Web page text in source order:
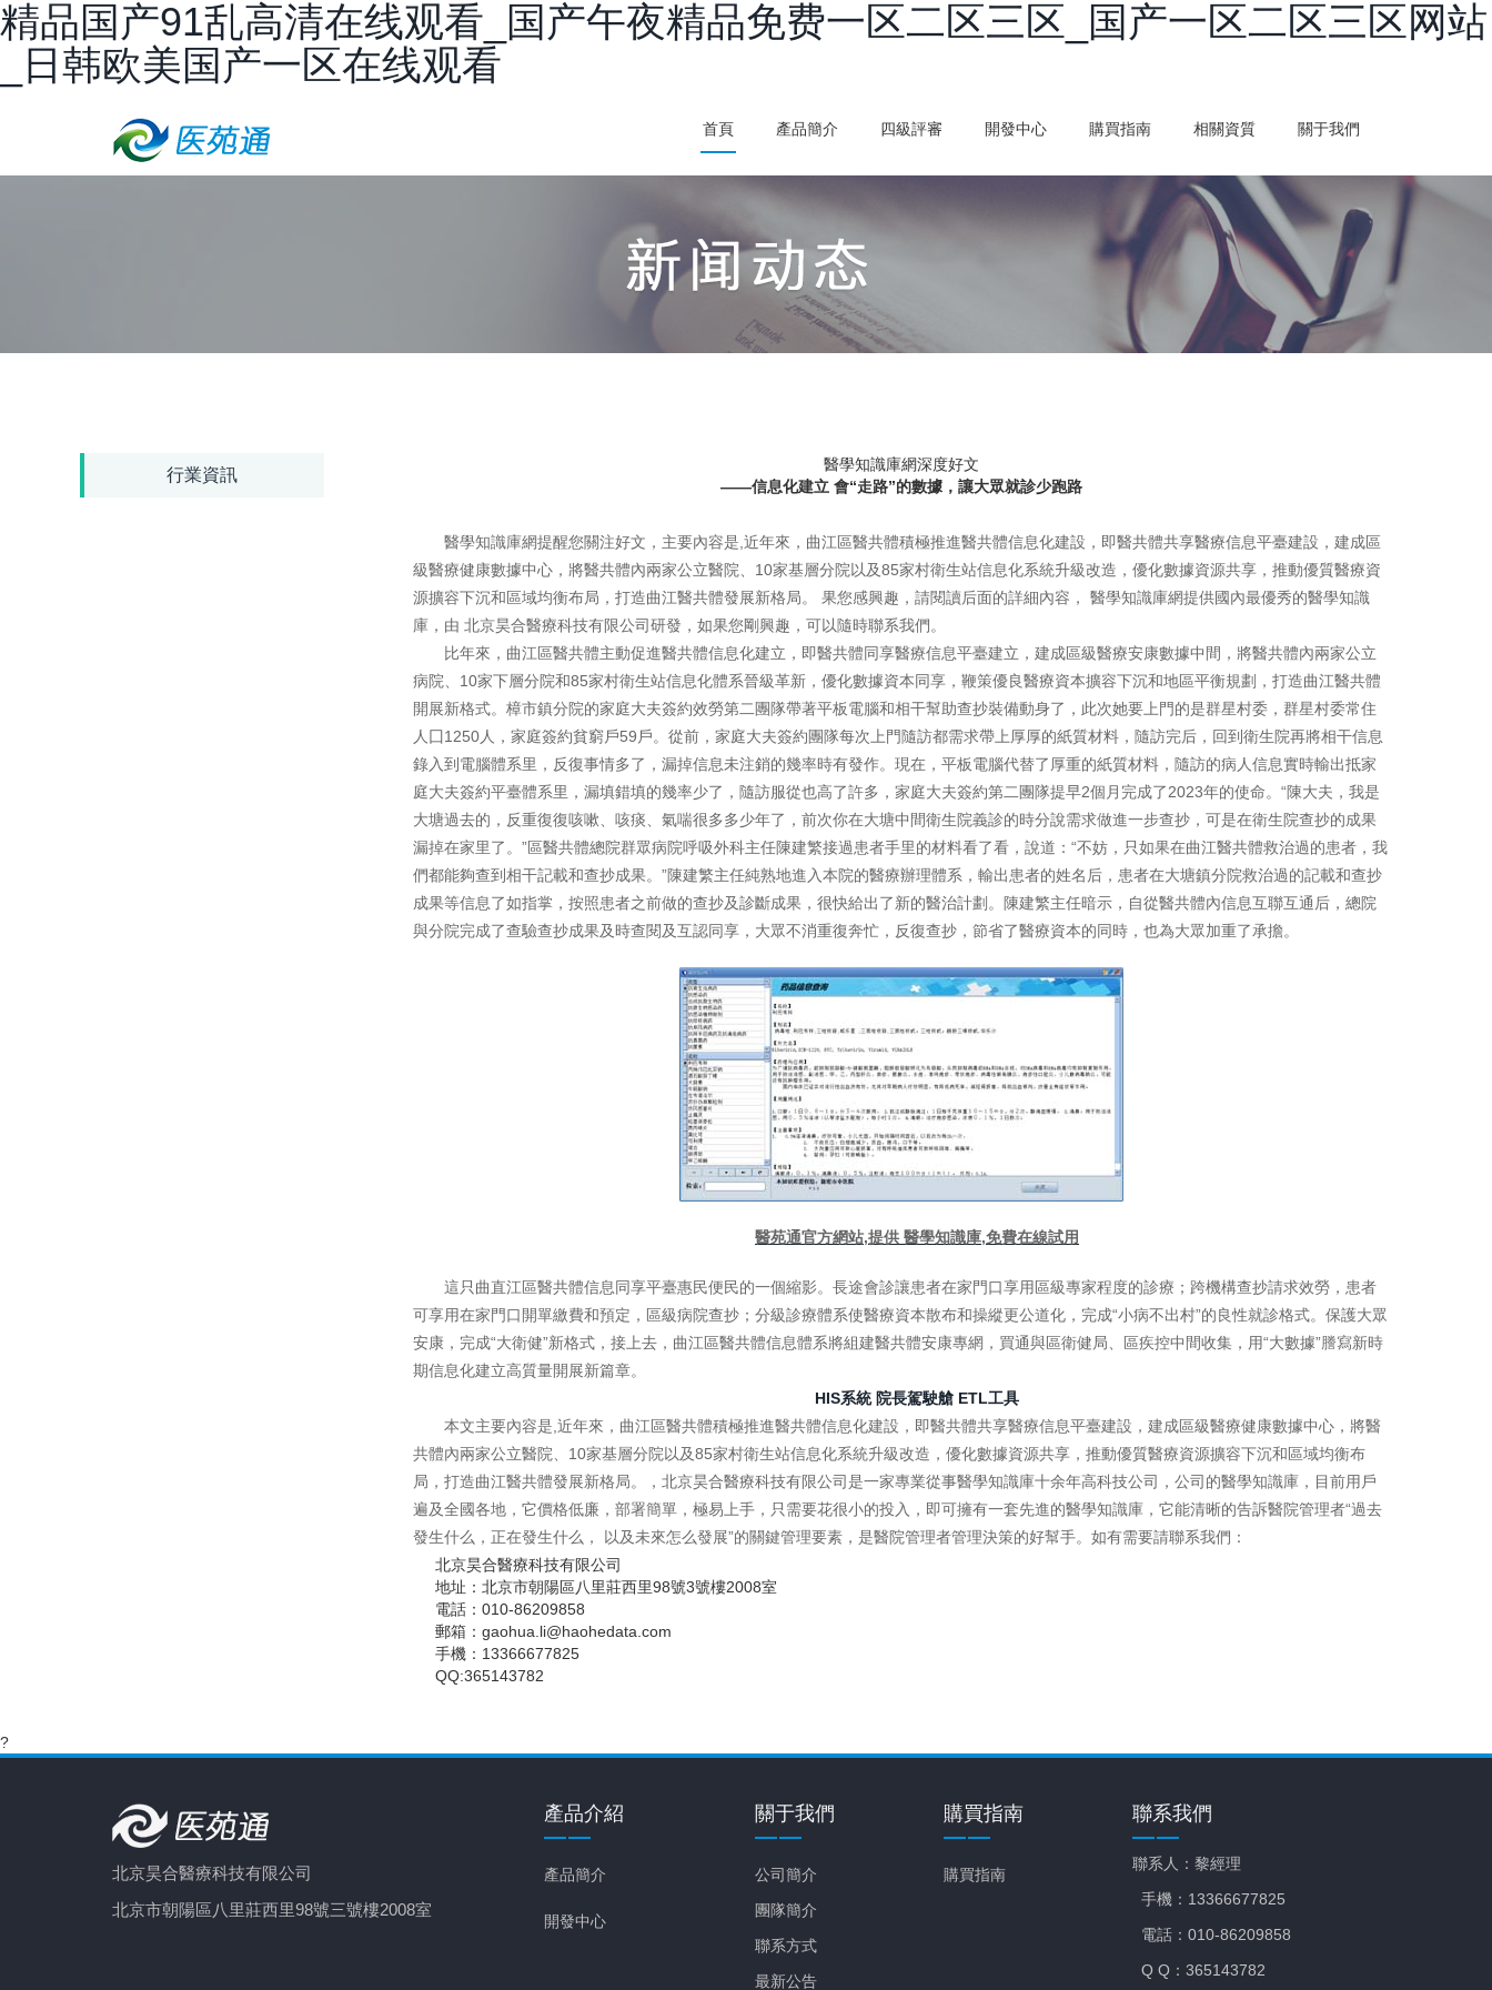
精品国产91乱高清在线观看_国产午夜精品免费一区二区三区_国产一区二区三区网站
_日韩欧美国产一区在线观看
首頁 產品簡介 四級評審 開發中心 購買指南 相關資質 關于我們
行業資訊
醫學知識庫網深度好文
——信息化建立 會“走路”的數據，讓大眾就診少跑路
醫學知識庫網提醒您關注好文，主要內容是,近年來，曲江區醫共體積極推進醫共體信息化建設，即醫共體共享醫療信息平臺建設，建成區
級醫療健康數據中心，將醫共體內兩家公立醫院、10家基層分院以及85家村衛生站信息化系統升級改造，優化數據資源共享，推動優質醫療資
源擴容下沉和區域均衡布局，打造曲江醫共體發展新格局。 果您感興趣，請閱讀后面的詳細內容， 醫學知識庫網提供國內最優秀的醫學知識
庫，由 北京昊合醫療科技有限公司研發，如果您剛興趣，可以隨時聯系我們。
比年來，曲江區醫共體主動促進醫共體信息化建立，即醫共體同享醫療信息平臺建立，建成區級醫療安康數據中間，將醫共體內兩家公立
病院、10家下層分院和85家村衛生站信息化體系晉級革新，優化數據資本同享，鞭策優良醫療資本擴容下沉和地區平衡規劃，打造曲江醫共體
開展新格式。樟市鎮分院的家庭大夫簽約效勞第二團隊帶著平板電腦和相干幫助查抄裝備動身了，此次她要上門的是群星村委，群星村委常住
人囗1250人，家庭簽約貧窮戶59戶。從前，家庭大夫簽約團隊每次上門隨訪都需求帶上厚厚的紙質材料，隨訪完后，回到衛生院再將相干信息
錄入到電腦體系里，反復事情多了，漏掉信息未注銷的幾率時有發作。現在，平板電腦代替了厚重的紙質材料，隨訪的病人信息實時輸出抵家
庭大夫簽約平臺體系里，漏填錯填的幾率少了，隨訪服從也高了許多，家庭大夫簽約第二團隊提早2個月完成了2023年的使命。“陳大夫，我是
大塘過去的，反重復復咳嗽、咳痰、氣喘很多多少年了，前次你在大塘中間衛生院義診的時分說需求做進一步查抄，可是在衛生院查抄的成果
漏掉在家里了。”區醫共體總院群眾病院呼吸外科主任陳建繁接過患者手里的材料看了看，說道：“不妨，只如果在曲江醫共體救治過的患者，我
們都能夠查到相干記載和查抄成果。”陳建繁主任純熟地進入本院的醫療辦理體系，輸出患者的姓名后，患者在大塘鎮分院救治過的記載和查抄
成果等信息了如指掌，按照患者之前做的查抄及診斷成果，很快給出了新的醫治計劃。陳建繁主任暗示，自從醫共體內信息互聯互通后，總院
與分院完成了查驗查抄成果及時查閱及互認同享，大眾不消重復奔忙，反復查抄，節省了醫療資本的同時，也為大眾加重了承擔。
醫苑通官方網站,提供 醫學知識庫,免費在線試用
這只曲直江區醫共體信息同享平臺惠民便民的一個縮影。長途會診讓患者在家門口享用區級專家程度的診療；跨機構查抄請求效勞，患者
可享用在家門口開單繳費和預定，區級病院查抄；分級診療體系使醫療資本散布和操縱更公道化，完成“小病不出村”的良性就診格式。保護大眾
安康，完成“大衛健”新格式，接上去，曲江區醫共體信息體系將組建醫共體安康專網，買通與區衛健局、區疾控中間收集，用“大數據”謄寫新時
期信息化建立高質量開展新篇章。
HIS系統 院長駕駛艙 ETL工具
本文主要內容是,近年來，曲江區醫共體積極推進醫共體信息化建設，即醫共體共享醫療信息平臺建設，建成區級醫療健康數據中心，將醫
共體內兩家公立醫院、10家基層分院以及85家村衛生站信息化系統升級改造，優化數據資源共享，推動優質醫療資源擴容下沉和區域均衡布
局，打造曲江醫共體發展新格局。，北京昊合醫療科技有限公司是一家專業從事醫學知識庫十余年高科技公司，公司的醫學知識庫，目前用戶
遍及全國各地，它價格低廉，部署簡單，極易上手，只需要花很小的投入，即可擁有一套先進的醫學知識庫，它能清晰的告訴醫院管理者“過去
發生什么，正在發生什么， 以及未來怎么發展”的關鍵管理要素，是醫院管理者管理決策的好幫手。如有需要請聯系我們：
北京昊合醫療科技有限公司
地址：北京市朝陽區八里莊西里98號3號樓2008室
電話：010-86209858
郵箱：gaohua.li@haohedata.com
手機：13366677825
QQ:365143782
?
北京昊合醫療科技有限公司
北京市朝陽區八里莊西里98號三號樓2008室
產品介紹
產品簡介
開發中心
關于我們
公司簡介
團隊簡介
聯系方式
最新公告
購買指南
購買指南
聯系我們
聯系人：黎經理
手機：13366677825
電話：010-86209858
Q Q：365143782